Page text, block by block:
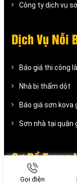
Công ty dịch vụ
Dịch Vụ Nỗi
Báo giá thi công
Nhà bị thấm dột
Báo giá sơn kova
Sơn nhà tại quận
Sơ Đồ Trang
Gọi điện